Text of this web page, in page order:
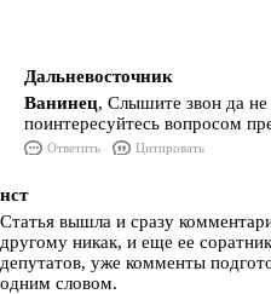
Дальневосточник
Ванинец, Слышите звон да не
поинтересуйтесь вопросом
Ответить Цитировать
нст
Статья вышла и сразу
другому никак, и еще ее
депутатов, уже комменты
одним словом.